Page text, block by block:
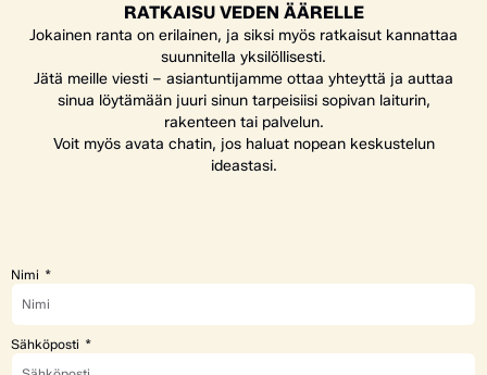
RATKAISU VEDEN ÄÄRELLE
Jokainen ranta on erilainen, ja siksi myös ratkaisut kannattaa
suunnitella yksilöllisesti.
Jätä meille viesti – asiantuntijamme ottaa yhteyttä ja auttaa
sinua löytämään juuri sinun tarpeisiisi sopivan laiturin,
rakenteen tai palvelun.
Voit myös avata chatin, jos haluat nopean keskustelun
ideastasi.
Nimi
Sähköposti